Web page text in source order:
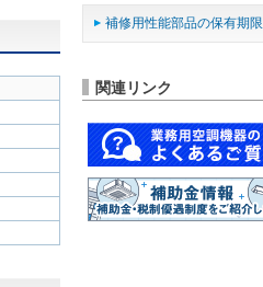
補修用性能部品の保有期限
関連リンク